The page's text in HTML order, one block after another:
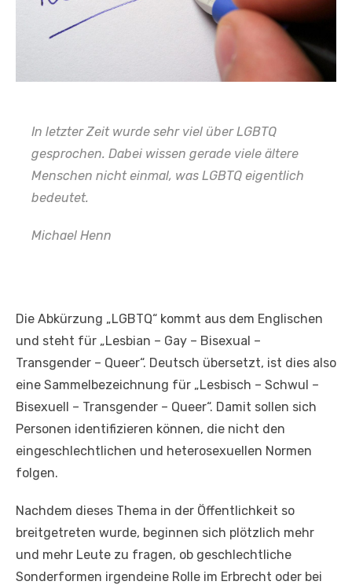
In letzter Zeit wurde sehr viel über LGBTQ
gesprochen. Dabei wissen gerade viele ältere
Menschen nicht einmal, was LGBTQ eigentlich
bedeutet.
Michael Henn
Die Abkürzung „LGBTQ“ kommt aus dem Englischen
und steht für „Lesbian – Gay – Bisexual –
Transgender – Queer“. Deutsch übersetzt, ist dies also
eine Sammelbezeichnung für „Lesbisch – Schwul –
Bisexuell – Transgender – Queer“. Damit sollen sich
Personen identifizieren können, die nicht den
eingeschlechtlichen und heterosexuellen Normen
folgen.
Nachdem dieses Thema in der Öffentlichkeit so
breitgetreten wurde, beginnen sich plötzlich mehr
und mehr Leute zu fragen, ob geschlechtliche
Sonderformen irgendeine Rolle im Erbrecht oder bei